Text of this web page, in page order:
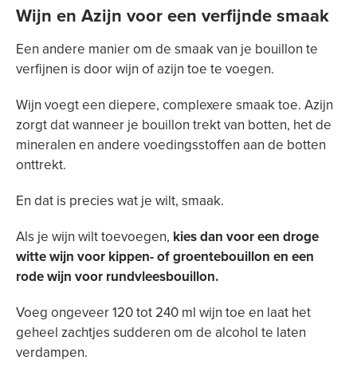
Wijn en Azijn voor een verfijnde smaak
Een andere manier om de smaak van je bouillon te
verfijnen is door wijn of azijn toe te voegen.
Wijn voegt een diepere, complexere smaak toe. Azijn
zorgt dat wanneer je bouillon trekt van botten, het de
mineralen en andere voedingsstoffen aan de botten
onttrekt.
En dat is precies wat je wilt, smaak.
Als je wijn wilt toevoegen, kies dan voor een droge
witte wijn voor kippen- of groentebouillon en een
rode wijn voor rundvleesbouillon.
Voeg ongeveer 120 tot 240 ml wijn toe en laat het
geheel zachtjes sudderen om de alcohol te laten
verdampen.